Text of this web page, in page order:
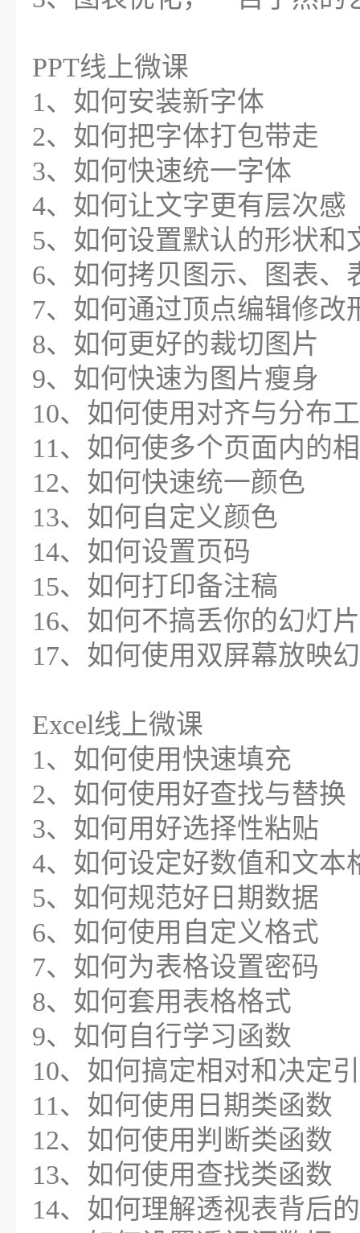
PPT线上微课
1、如何安装新字体
2、如何把字体打包带走
3、如何快速统一字体
4、如何让文字更有层次感
5、如何设置默认的形状和
6、如何拷贝图示、图表、
7、如何通过顶点编辑修改
8、如何更好的裁切图片
9、如何快速为图片瘦身
10、如何使用对齐与分布
11、如何使多个页面内的
12、如何快速统一颜色
13、如何自定义颜色
14、如何设置页码
15、如何打印备注稿
16、如何不搞丢你的幻灯片
17、如何使用双屏幕放映
Excel线上微课
1、如何使用快速填充
2、如何使用好查找与替换
3、如何用好选择性粘贴
4、如何设定好数值和文本
5、如何规范好日期数据
6、如何使用自定义格式
7、如何为表格设置密码
8、如何套用表格格式
9、如何自行学习函数
10、如何搞定相对和决定
11、如何使用日期类函数
12、如何使用判断类函数
13、如何使用查找类函数
14、如何理解透视表背后